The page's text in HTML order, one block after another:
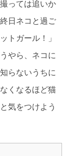
っては追いか
日ネコと過ご
トガール！」
やら、ネコに
らないうちに
くなるほど猫
気をつけよう